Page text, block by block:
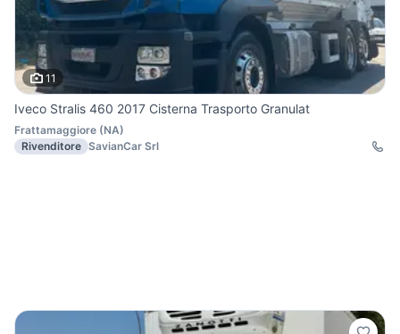
11
Iveco Stralis 460 2017 Cisterna Trasporto Granulat
Frattamaggiore (NA)
Rivenditore SavianCar Srl